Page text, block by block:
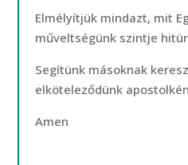
Elmélyítjük mindazt, mit
műveltségünk szintje
Segítünk másoknak
elköteleződünk
Amen